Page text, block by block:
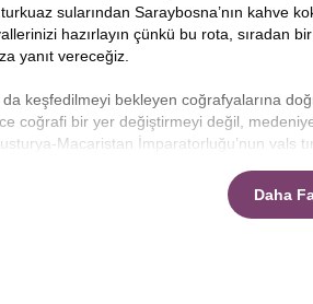
sularından Saraybosna’nın kahve
hazırlayın çünkü bu rota, sıradan
yanıt vereceğiz.
keşfedilmeyi bekleyen coğrafyalarına
coğrafi bir yer değiştirmeyi değil,
Macaristan İmparatorluğu’nun vals
zordur, ancak doğru
getirilmiş bir gezi değil, her anın
Daha